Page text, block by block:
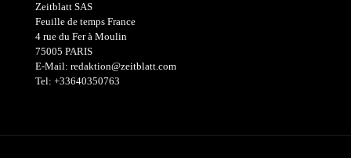
Zeitblatt SAS
Feuille de temps France
4 rue du Fer à Moulin
75005 PARIS
E-Mail: redaktion@zeitblatt.com
Tel: +33640350763